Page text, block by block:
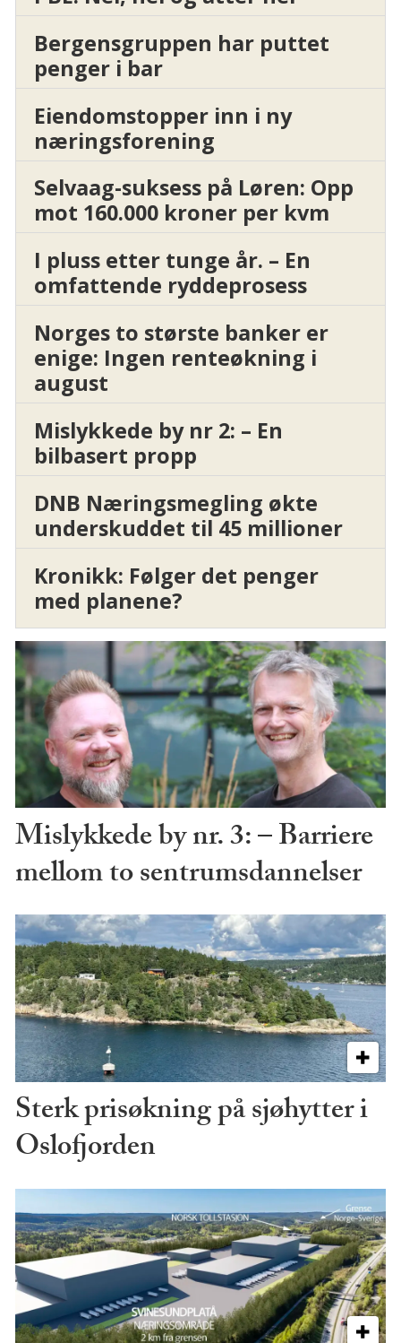
Bergensgruppen har puttet
penger i bar
Eiendomstopper inn i ny
næringsforening
Selvaag-suksess på Løren: Opp
mot 160.000 kroner per kvm
I pluss etter tunge år. – En
omfattende ryddeprosess
Norges to største banker er
enige: Ingen renteøkning i
august
Mislykkede by nr 2: – En
bilbasert propp
DNB Næringsmegling økte
underskuddet til 45 millioner
Kronikk: Følger det penger
med planene?
Mislykkede by nr. 3: – Barriere
mellom to sentrumsdannelser
Sterk prisøkning på sjøhytter i
Oslofjorden